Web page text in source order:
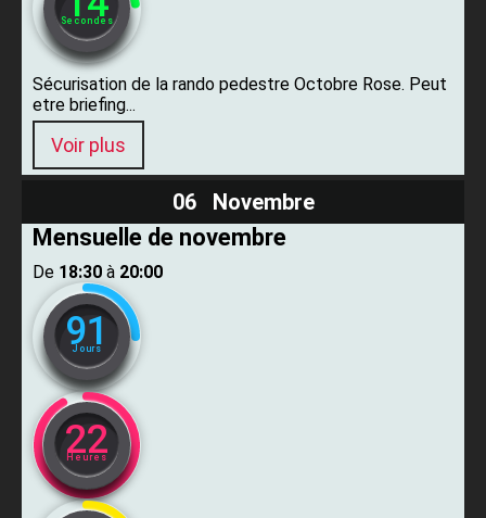
Secondes
Sécurisation de la rando pedestre Octobre Rose. Peut
etre briefing...
Voir plus
06 Novembre
Mensuelle de novembre
De ​ 18:30 ​ à ​ 20:00
91
Jours
22
Heures